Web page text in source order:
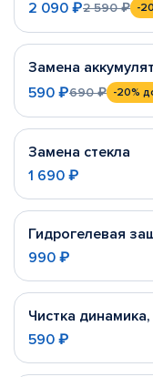
2 090 ₽2 590 ₽ -
Замена
590 ₽690 ₽ -20%
Замена стекла
1 690 ₽
Гидрогелевая
990 ₽
Чистка
590 ₽